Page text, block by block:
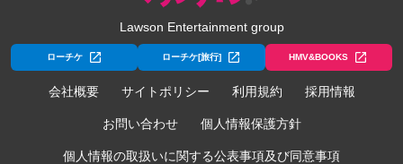
Lawson Entertainment group
ローチケ ローチケ[旅行] HMV&BOOKS
会社概要 サイトポリシー 利用規約 採用情報
お問い合わせ 個人情報保護方針
個人情報の取扱いに関する公表事項及び同意事項